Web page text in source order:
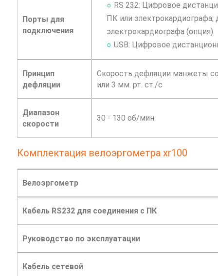
Порты для
подключения
RS 232: Цифровое
ПК или электрокардиографа;
электрокардиографа (опция).
USB: Цифровое
Принцип
дефляции
Скорость дефляции манжеты
или 3 мм. рт. ст./с
Диапазон
скорости
30 - 130 об/мин
Комплектация велоэргометра xr100
Велоэргометр
Кабель RS232 для соединения с ПК
Руководство по эксплуатации
Кабель сетевой